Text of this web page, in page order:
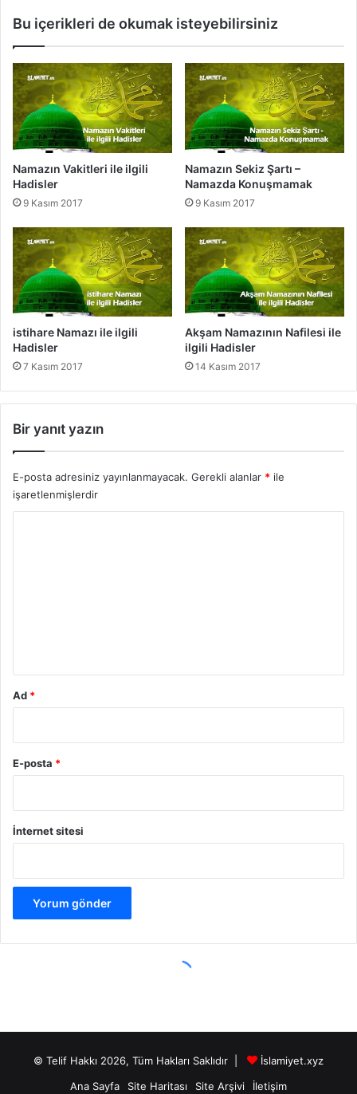
© Telif Hakkı 2026, Tüm Hakları Saklıdır |
İslamiyet.xyz
Ana Sayfa
Site Haritası Site Arşivi İletişim